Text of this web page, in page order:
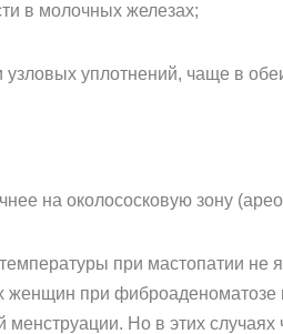
в молочных железах;
уплотнений, чаще в
на околососковую зону
при мастопатии не
женщин при
Но в этих